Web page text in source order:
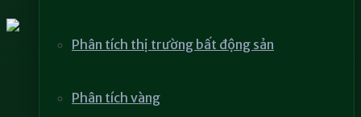
Phân tích thị trường bất động sản
Phân tích vàng